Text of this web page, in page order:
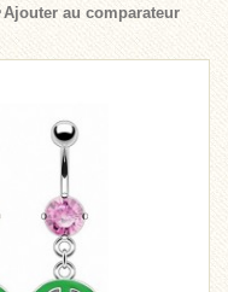
Ajouter au comparateur